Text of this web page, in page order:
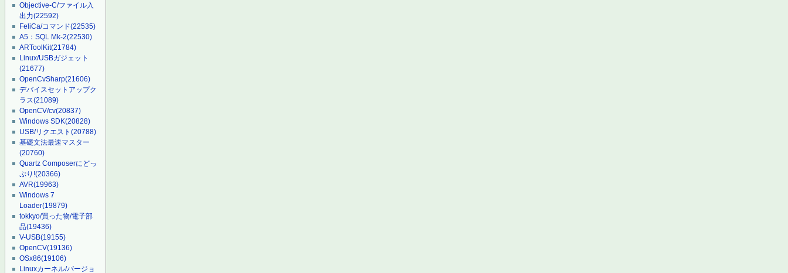
Objective-C/ファイル入
出力(22592)
FeliCa/コマンド(22535)
A5：SQL Mk-2(22530)
ARToolKit(21784)
Linux/USBガジェット
(21677)
OpenCvSharp(21606)
デバイスセットアップク
ラス(21089)
OpenCV/cv(20837)
Windows SDK(20828)
USB/リクエスト(20788)
基礎文法最速マスター
(20760)
Quartz Composerにどっ
ぷり!(20366)
AVR(19963)
Windows 7
Loader(19879)
tokkyo/買った物/電子部
品(19436)
V-USB(19155)
OpenCV(19136)
OSx86(19106)
Linuxカーネル/バージョ